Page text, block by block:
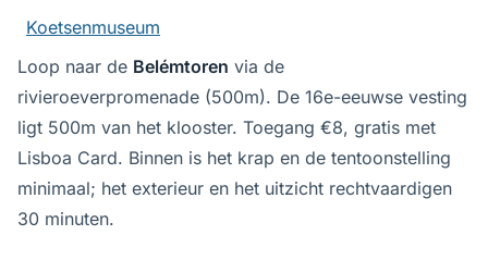
Koetsenmuseum
Loop naar de Belémtoren via de
rivieroeverpromenade (500m). De 16e-eeuwse vesting
ligt 500m van het klooster. Toegang €8, gratis met
Lisboa Card. Binnen is het krap en de tentoonstelling
minimaal; het exterieur en het uitzicht rechtvaardigen
30 minuten.